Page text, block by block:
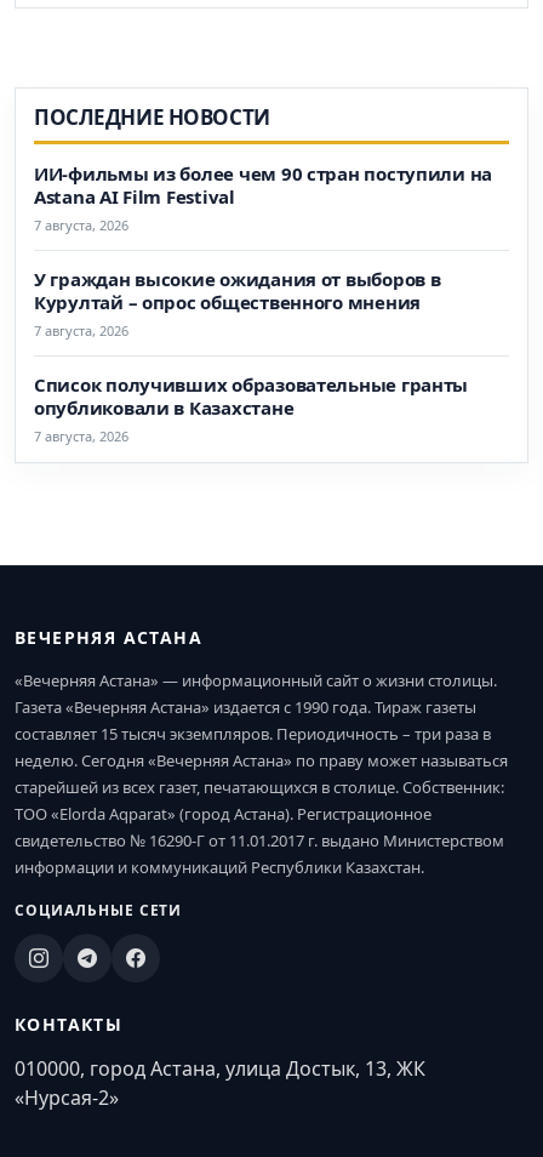
ПОСЛЕДНИЕ НОВОСТИ
ИИ-фильмы из более чем 90 стран поступили на
Astana AI Film Festival
7 августа, 2026
У граждан высокие ожидания от выборов в
Курултай – опрос общественного мнения
7 августа, 2026
Список получивших образовательные гранты
опубликовали в Казахстане
7 августа, 2026
ВЕЧЕРНЯЯ АСТАНА
«Вечерняя Астана» — информационный сайт о жизни столицы.
Газета «Вечерняя Астана» издается с 1990 года. Тираж газеты
составляет 15 тысяч экземпляров. Периодичность – три раза в
неделю. Сегодня «Вечерняя Астана» по праву может называться
старейшей из всех газет, печатающихся в столице. Собственник:
ТОО «Elorda Aqparat» (город Астана). Регистрационное
свидетельство № 16290-Г от 11.01.2017 г. выдано Министерством
информации и коммуникаций Республики Казахстан.
СОЦИАЛЬНЫЕ СЕТИ
КОНТАКТЫ
010000, город Астана, улица Достык, 13, ЖК
«Нурсая-2»